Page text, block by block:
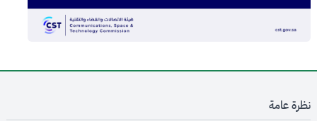
نظرة عامة